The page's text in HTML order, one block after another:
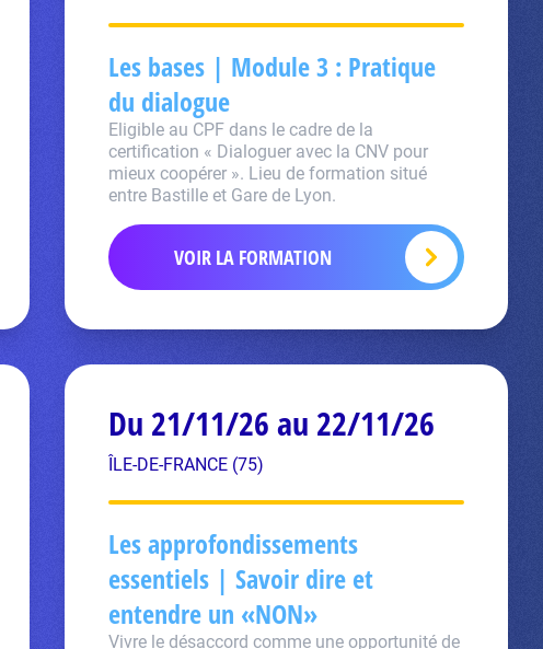
Les bases | Module 3 : Pratique
du dialogue
Eligible au CPF dans le cadre de la
certification « Dialoguer avec la CNV pour
mieux coopérer ». Lieu de formation situé
entre Bastille et Gare de Lyon.
VOIR LA FORMATION
Du 21/11/26 au 22/11/26
ÎLE-DE-FRANCE (75)
Les approfondissements
essentiels | Savoir dire et
entendre un «NON»
Vivre le désaccord comme une opportunité de